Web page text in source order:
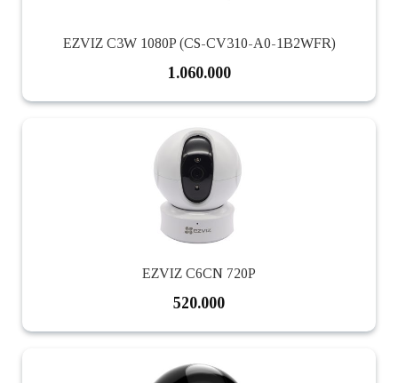
EZVIZ C3W 1080P (CS-CV310-A0-1B2WFR)
1.060.000
EZVIZ C6CN 720P
520.000